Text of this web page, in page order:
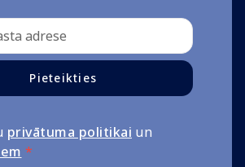
Pieteikties
privātuma politikai un
*